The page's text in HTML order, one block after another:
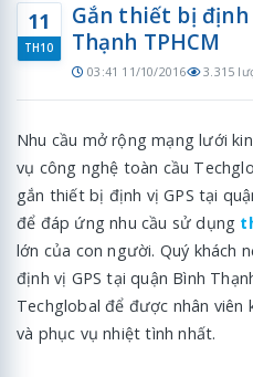
11
TH10
Gắn thiết bị định
Thạnh TPHCM
03:41 11/10/2016 3.315
Nhu cầu mở rộng mạng lưới
vụ công nghệ toàn cầu
gắn thiết bị định vị GPS tại
để đáp ứng nhu cầu sử dụng
lớn của con người. Quý khách
định vị GPS tại quận Bình
Techglobal để được nhân
và phục vụ nhiệt tình nhất.